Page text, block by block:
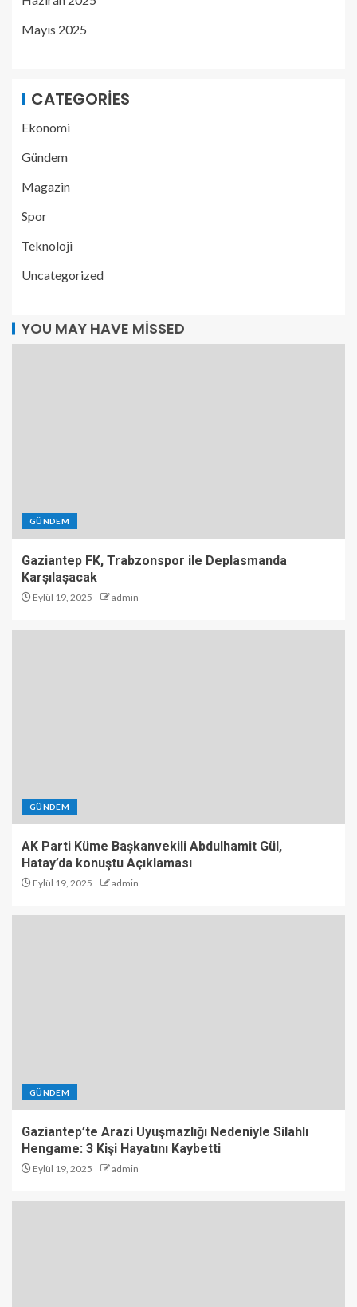
Mayıs 2025
CATEGORIES
Ekonomi
Gündem
Magazin
Spor
Teknoloji
Uncategorized
YOU MAY HAVE MISSED
GÜNDEM
Gaziantep FK, Trabzonspor ile Deplasmanda
Karşılaşacak
Eylül 19, 2025 admin
GÜNDEM
AK Parti Küme Başkanvekili Abdulhamit Gül,
Hatay’da konuştu Açıklaması
Eylül 19, 2025 admin
GÜNDEM
Gaziantep’te Arazi Uyuşmazlığı Nedeniyle Silahlı
Hengame: 3 Kişi Hayatını Kaybetti
Eylül 19, 2025 admin